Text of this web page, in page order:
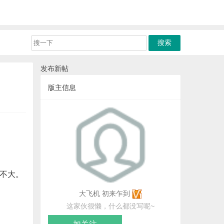
大。
发布新帖
版主信息
大飞机 初来乍到
这家伙很懒，什么都没写呢~